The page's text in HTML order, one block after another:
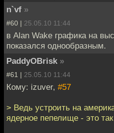
n`vf »
#60 | 25.05.10 11:44
в Alan Wake графика на
показался однообразным.
PaddyOBrisk »
#61 | 25.05.10 11:44
Кому: izuver, #57
> Ведь устроить на
ядерное пепелище - это